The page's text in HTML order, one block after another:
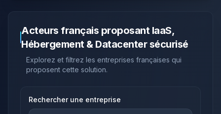
Acteurs français proposant IaaS,
Hébergement & Datacenter sécurisé
Explorez et filtrez les entreprises françaises qui
proposent cette solution.
Rechercher une entreprise